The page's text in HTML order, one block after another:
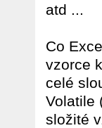
atd ...
Co
vzorce
celé
Volatile
složité